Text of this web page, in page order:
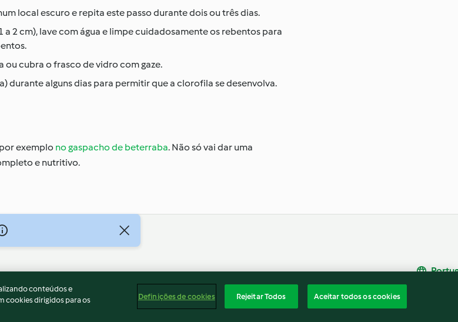
local escuro e repita este passo durante dois ou três dias.
2 cm), lave com água e limpe cuidadosamente os rebentos para
cubra o frasco de vidro com gaze.
durante alguns dias para permitir que a clorofila se desenvolva.
exemplo no gaspacho de beterraba. Não só vai dar uma
e nutritivo.
conteúdos e
cookies dirigidos para os
Definições de cookies Rejeitar Todos Aceitar todos os cookies